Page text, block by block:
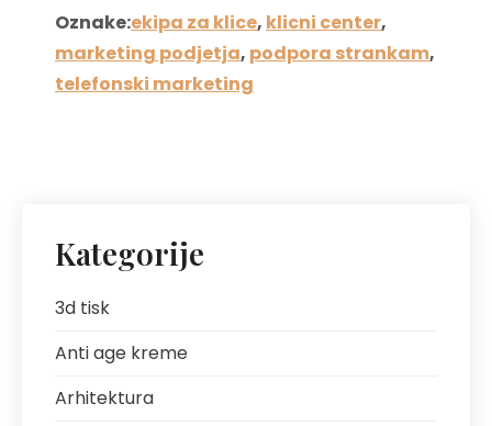
Oznake:ekipa za klice, klicni center,
marketing podjetja, podpora strankam,
telefonski marketing
Kategorije
3d tisk
Anti age kreme
Arhitektura